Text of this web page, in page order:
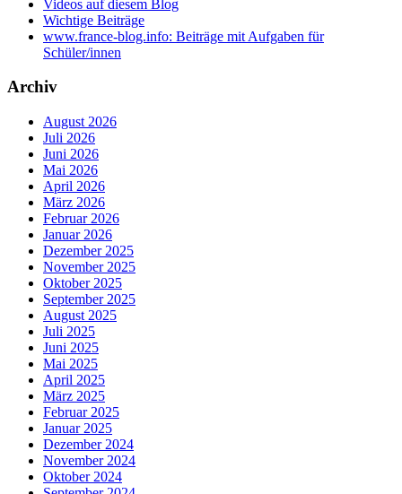
Videos auf diesem Blog
Wichtige Beiträge
www.france-blog.info: Beiträge mit Aufgaben für
Schüler/innen
Archiv
August 2026
Juli 2026
Juni 2026
Mai 2026
April 2026
März 2026
Februar 2026
Januar 2026
Dezember 2025
November 2025
Oktober 2025
September 2025
August 2025
Juli 2025
Juni 2025
Mai 2025
April 2025
März 2025
Februar 2025
Januar 2025
Dezember 2024
November 2024
Oktober 2024